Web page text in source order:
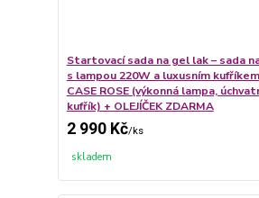
Startovací sada na gel lak – sada
s lampou 220W a luxusním
CASE ROSE (výkonná lampa,
kufřík) + OLEJÍČEK ZDARMA
2 990 Kč/ks
skladem